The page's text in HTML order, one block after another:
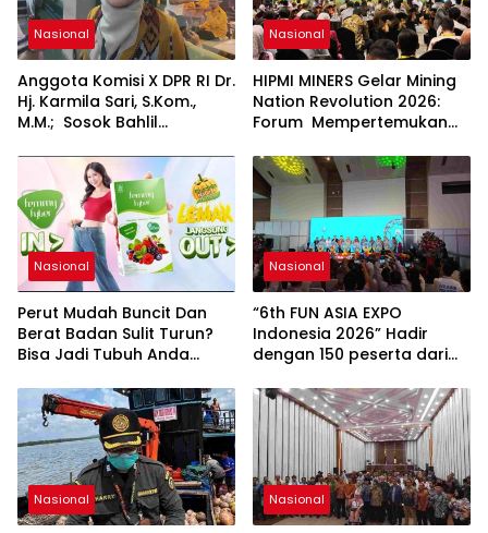
Nasional
Anggota Komisi X DPR RI Dr.
Hj. Karmila Sari, S.Kom.,
M.M.; Sosok Bahlil
Sumber Inspirasi bagi
Generasi Muda, Pelaku
Usaha, Pemerintah,
maupun Pemangku
Kepentingan lainnya untuk
bersama-sama
Memberikan Kontribusi
bagi Pembangunan
Nasional.
Nasional
HIPMI MINERS Gelar Mining
Nation Revolution 2026:
Forum Mempertemukan
Investor, Akademisi, dan
Pengusaha dalam
Mendukung Percepatan
Hilirisasi Nasional.
Nasional
Perut Mudah Buncit Dan
Berat Badan Sulit Turun?
Bisa Jadi Tubuh Anda
Nasional
“6th FUN ASIA EXPO
Indonesia 2026” Hadir
dengan 150 peserta dari
Industri Taman Rekreasi
dan Ekosistem Pariwisata
di Tanah Air
Nasional Nasional